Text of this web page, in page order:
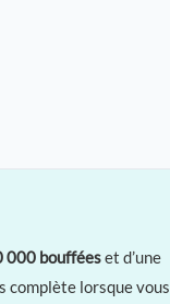
000 boufféeset d’une
complète lorsque vous